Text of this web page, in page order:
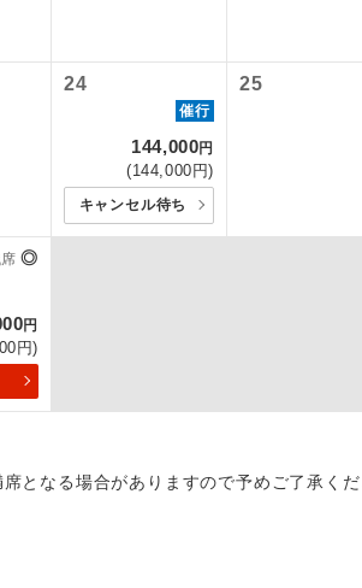
24
催行
144,000円
(144,000円)
キャンセル待ち
25
◎
円
円)
となる場合がありますので予めご了承くだ
いる文化遺産や自然遺産を訪ねるコー
るコースです。
ースです。
呂が付いています。
付いています。
ますので、お食事の心配はいりませ
お召し上がりいただけます。